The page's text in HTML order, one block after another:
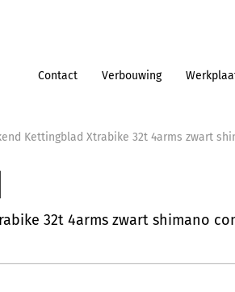
Contact Verbouwing
Kettingblad Xtrabike 32t 4arms zwart
32t 4arms zwart shimano